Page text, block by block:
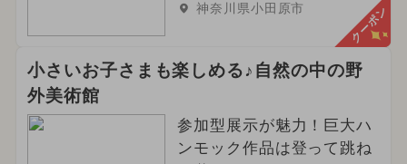
神奈川県小田原市 クーポン
小さいお子さまも楽しめる♪自然の中の野
外美術館
参加型展示が魅力！巨大ハ
ンモック作品は登って跳ね